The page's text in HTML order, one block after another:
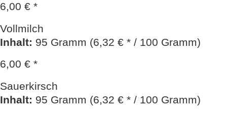
6,00 € *
Vollmilch
Inhalt: 95 Gramm (6,32 € * / 100 Gramm)
6,00 € *
Sauerkirsch
Inhalt: 95 Gramm (6,32 € * / 100 Gramm)